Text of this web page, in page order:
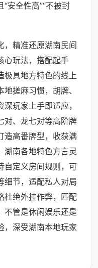
安全性高”“不被封
，精准还原湖南民间
心玩法，搭配起手
极具地方特色的线上
搓麻习惯，胡牌、
玩家上手即适应，
对、龙七对等高阶牌
造高番牌型，收获满
湖南各地特色方言灵
自定义房间规则，可
细节，适配私人对局
杜绝外挂作弊，匹配
不管是休闲娱乐还是
，深受湖南本地玩家